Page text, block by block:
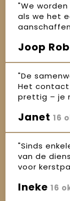
"We
als we het
Joop
"De
Het contact
prettig – je
Janet 16
"Sinds
van de
voor
Ineke 16